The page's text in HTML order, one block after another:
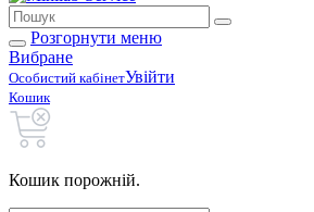
Розгорнути меню
Вибране
Особистий кабінетУвійти
Кошик
Кошик порожній.